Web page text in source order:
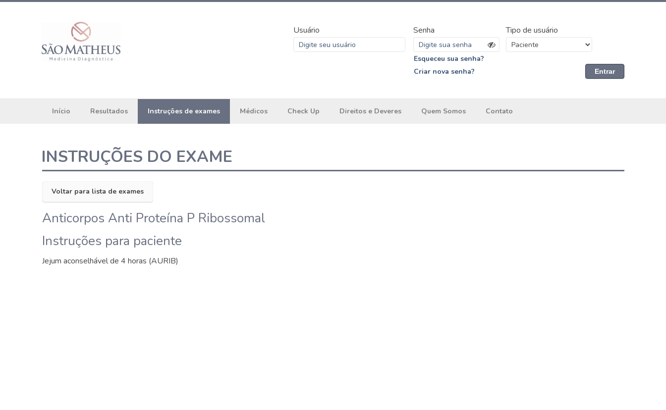
Usuário Senha
Esqueceu sua senha?
Criar nova senha?
Tipo de usuário
Entrar
Início Resultados Instruções de exames Médicos Check Up Direitos e Deveres Quem Somos Contato
INSTRUÇÕES DO EXAME
Voltar para lista de exames
Anticorpos Anti Proteína P Ribossomal
Instruções para paciente
Jejum aconselhável de 4 horas (AURIB)